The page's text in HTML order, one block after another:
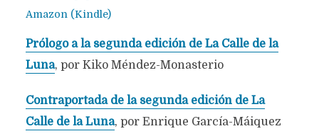
Amazon (Kindle)
Prólogo a la segunda edición de La Calle de la
Luna, por Kiko Méndez-Monasterio
Contraportada de la segunda edición de La
Calle de la Luna, por Enrique García-Máiquez